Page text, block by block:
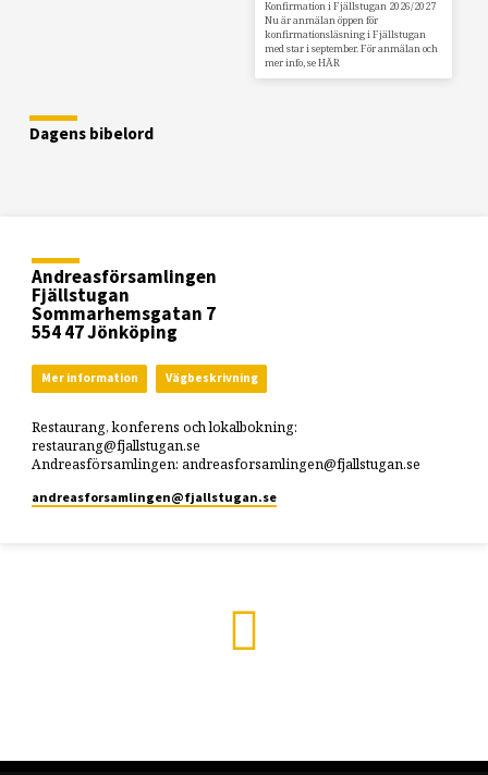
Konfirmation i Fjällstugan 2026/2027
Nu är anmälan öppen för
konfirmationsläsning i Fjällstugan
med star i september. För anmälan och
mer info, se HÄR
Dagens bibelord
Andreasförsamlingen
Fjällstugan
Sommarhemsgatan 7
554 47 Jönköping
Mer information Vägbeskrivning
Restaurang, konferens och lokalbokning:
restaurang@fjallstugan.se
Andreasförsamlingen: andreasforsamlingen@fjallstugan.se
andreasforsamlingen​@fjallstugan.se